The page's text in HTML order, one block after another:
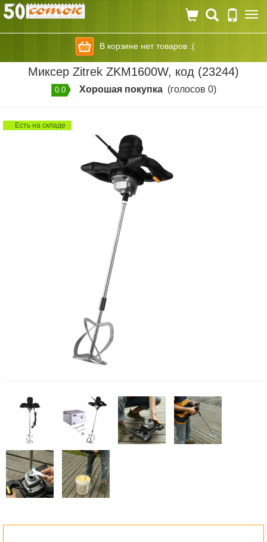
В корзине нет товаров :(
Миксер Zitrek ZKM1600W, код (23244)
0.0 Хорошая покупка (голосов 0)
Есть на складе